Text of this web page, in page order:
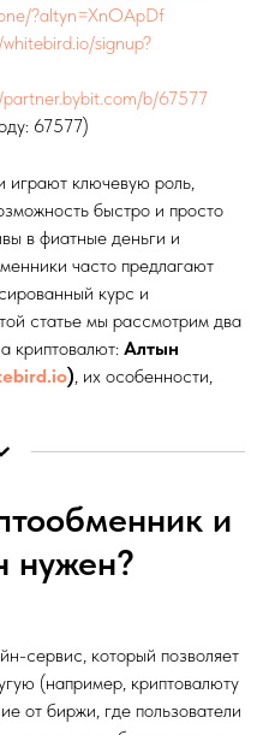
?altyn=XnOApDf
signup?
b/67577
67577)
играют ключевую роль,
быстро и просто
в фиатные деньги и
часто предлагают
курс и
статье мы рассмотрим два
криптовалют: Алтын
), их особенности,
и
нужен?
сервис, который позволяет
(например, криптовалюту
от биржи, где пользователи